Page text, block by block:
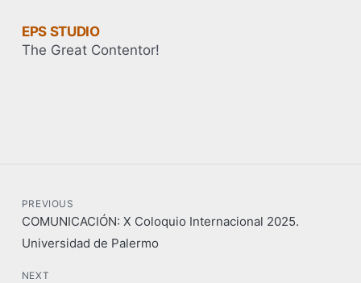
EPS STUDIO
The Great Contentor!
PREVIOUS
COMUNICACIÓN: X Coloquio Internacional 2025.
Universidad de Palermo
NEXT